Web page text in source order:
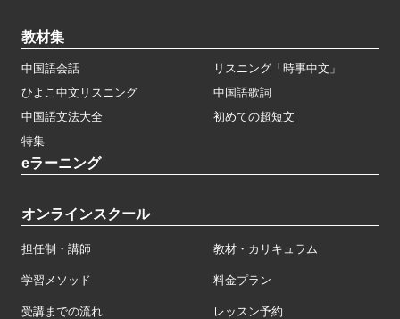
教材集
中国語会話
リスニング「時事中文」
ひよこ中文リスニング
中国語歌詞
中国語文法大全
初めての超短文
特集
eラーニング
オンラインスクール
担任制・講師 教材・カリキュラム
学習メソッド 料金プラン
受講までの流れ レッスン予約